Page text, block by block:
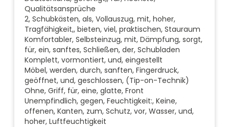
Qualitätsansprüche
2, Schubkästen, als, Vollauszug, mit, hoher,
Tragfähigkeit,, bieten, viel, praktischen, Stauraum
Komfortabler, Selbsteinzug, mit, Dämpfung, sorgt,
für, ein, sanftes, Schließen, der, Schubladen
Komplett, vormontiert, und, eingestellt
Möbel, werden, durch, sanften, Fingerdruck,
geöffnet, und, geschlossen, (Tip-on-Technik)
Ohne, Griff, für, eine, glatte, Front
Unempfindlich, gegen, Feuchtigkeit:, Keine,
offenen, Kanten, zum, Schutz, vor, Wasser, und,
hoher, Luftfeuchtigkeit